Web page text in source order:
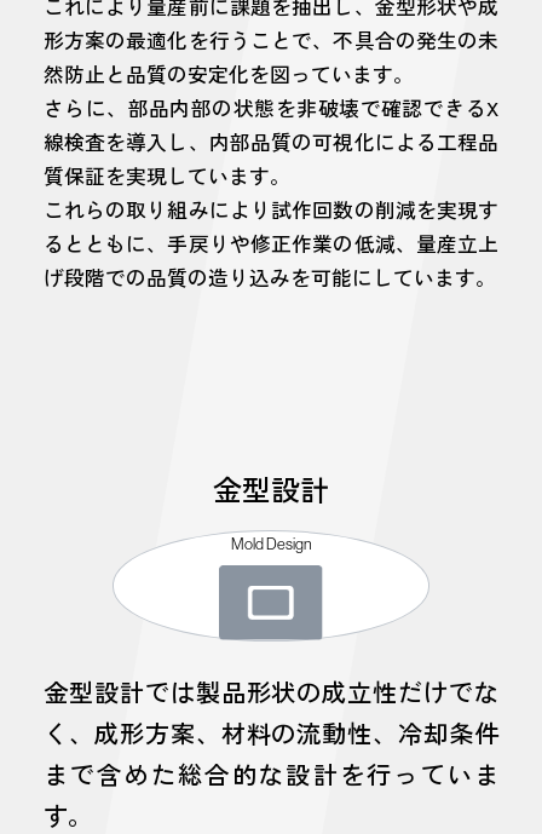
これにより量産前に課題を抽出し、金型形状や成
形方案の最適化を行うことで、不具合の発生の未
然防止と品質の安定化を図っています。
さらに、部品内部の状態を非破壊で確認できるX
線検査を導入し、内部品質の可視化による工程品
質保証を実現しています。
これらの取り組みにより試作回数の削減を実現す
るとともに、手戻りや修正作業の低減、量産立上
げ段階での品質の造り込みを可能にしています。
金型設計
Mold Design
金型設計では製品形状の成立性だけでな
く、成形方案、材料の流動性、冷却条件
まで含めた総合的な設計を行っていま
す。